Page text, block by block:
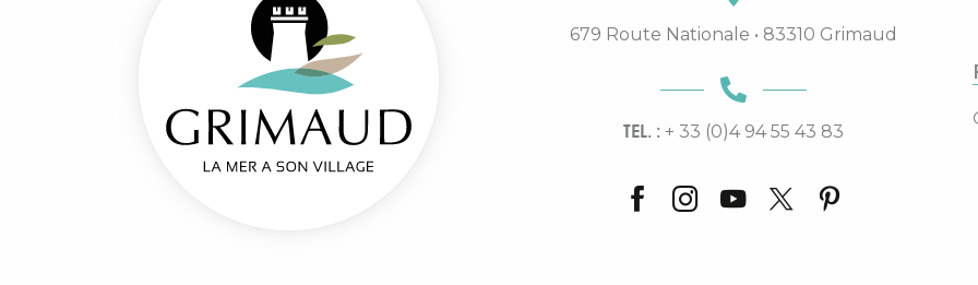
679 Route Nationale • 83310 Grimaud
TEL. : + 33 (0)4 94 55 43 83